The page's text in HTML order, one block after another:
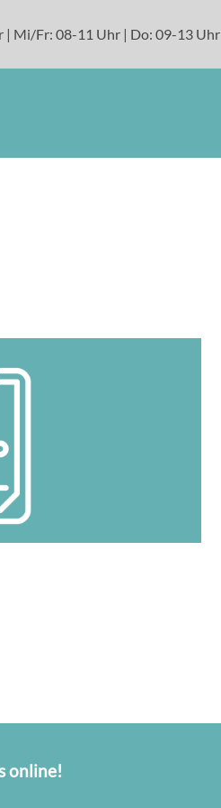
| Mi/Fr: 08-11 Uhr | Do: 09-13 Uhr
online!